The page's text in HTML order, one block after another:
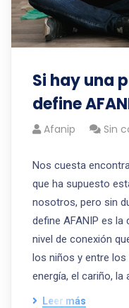
Si hay una
define
Afanip Sin
Nos cuesta
que ha supuesto
nosotros, pero sin
define AFANIP es la
nivel de conexión
los niños y entre los
energía, el cariño, la
Leer más